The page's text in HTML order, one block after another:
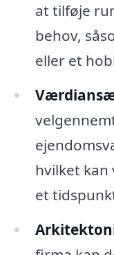
at tilføje
behov,
eller et
hvilket kan
et